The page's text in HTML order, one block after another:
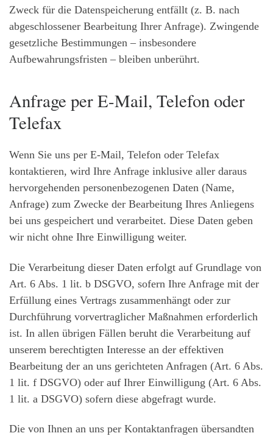
Zweck für die Datenspeicherung entfällt (z. B. nach
abgeschlossener Bearbeitung Ihrer Anfrage). Zwingende
gesetzliche Bestimmungen – insbesondere
Aufbewahrungsfristen – bleiben unberührt.
Anfrage per E-Mail, Telefon oder
Telefax
Wenn Sie uns per E-Mail, Telefon oder Telefax
kontaktieren, wird Ihre Anfrage inklusive aller daraus
hervorgehenden personenbezogenen Daten (Name,
Anfrage) zum Zwecke der Bearbeitung Ihres Anliegens
bei uns gespeichert und verarbeitet. Diese Daten geben
wir nicht ohne Ihre Einwilligung weiter.
Die Verarbeitung dieser Daten erfolgt auf Grundlage von
Art. 6 Abs. 1 lit. b DSGVO, sofern Ihre Anfrage mit der
Erfüllung eines Vertrags zusammenhängt oder zur
Durchführung vorvertraglicher Maßnahmen erforderlich
ist. In allen übrigen Fällen beruht die Verarbeitung auf
unserem berechtigten Interesse an der effektiven
Bearbeitung der an uns gerichteten Anfragen (Art. 6 Abs.
1 lit. f DSGVO) oder auf Ihrer Einwilligung (Art. 6 Abs.
1 lit. a DSGVO) sofern diese abgefragt wurde.
Die von Ihnen an uns per Kontaktanfragen übersandten